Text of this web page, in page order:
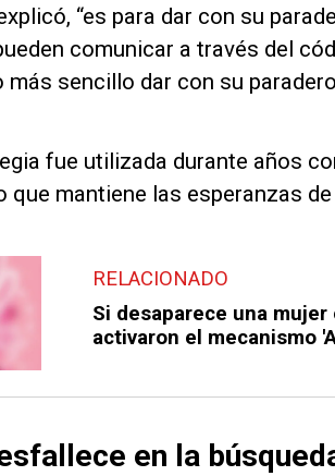
“es para dar con su
comunicar a través del
más sencillo dar con su
fue utilizada durante años
que mantiene las esperanzas
RELACIONADO
Si desaparece una
activaron el mecanismo
en la